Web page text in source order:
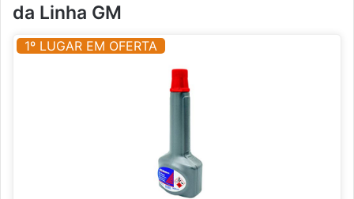
da Linha GM
1º LUGAR EM OFERTA